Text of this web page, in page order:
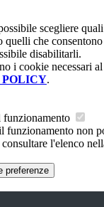
scegliere
quelli che
disabilitarli.
i cookie necessari
POLICY.
funzionamento
funzionamento non
l'elenco
preferenze